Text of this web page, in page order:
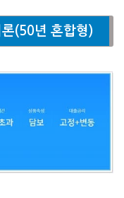
(50년 혼합형)